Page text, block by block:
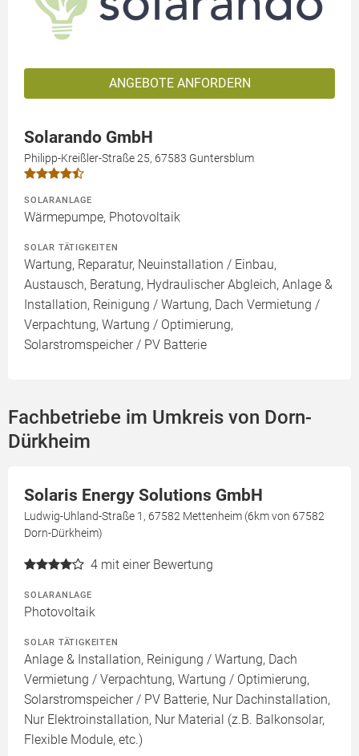
ANGEBOTE ANFORDERN
Solarando GmbH
Philipp-Kreißler-Straße 25, 67583 Guntersblum
SOLARANLAGE
Wärmepumpe, Photovoltaik
SOLAR TÄTIGKEITEN
Wartung, Reparatur, Neuinstallation / Einbau,
Austausch, Beratung, Hydraulischer Abgleich, Anlage &
Installation, Reinigung / Wartung, Dach Vermietung /
Verpachtung, Wartung / Optimierung,
Solarstromspeicher / PV Batterie
Fachbetriebe im Umkreis von Dorn-
Dürkheim
Solaris Energy Solutions GmbH
Ludwig-Uhland-Straße 1, 67582 Mettenheim (6km von 67582
Dorn-Dürkheim)
4 mit einer Bewertung
SOLARANLAGE
Photovoltaik
SOLAR TÄTIGKEITEN
Anlage & Installation, Reinigung / Wartung, Dach
Vermietung / Verpachtung, Wartung / Optimierung,
Solarstromspeicher / PV Batterie, Nur Dachinstallation,
Nur Elektroinstallation, Nur Material (z.B. Balkonsolar,
Flexible Module, etc.)